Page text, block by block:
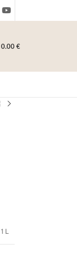
0.00€
1 L